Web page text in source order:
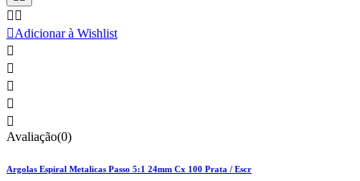
 
Adicionar à Wishlist





Avaliação(0)
Argolas Espiral Metalicas Passo 5:1 24mm Cx 100 Prata / Escr